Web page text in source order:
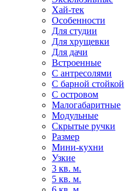
Хай-тек
Особенности
Для студии
Для хрущевки
Для дачи
Встроенные
С антресолями
С барной стойкой
С островом
Малогабаритные
Модульные
Скрытые ручки
Размер
Мини-кухни
Узкие
3 кв. м.
5 кв. м.